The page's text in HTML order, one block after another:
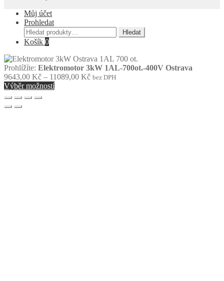
Můj účet
Prohledat
Hledat:
Hledat
Košík 0
Prohlížíte: Elektromotor 3kW 1AL-700ot.-400V Ostrava
9643,00 Kč – 11089,00 KčRozpětí
bez DPH
Výběr možností